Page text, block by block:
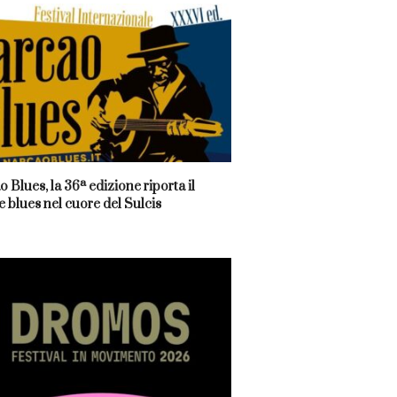
Blues, la 36ª edizione riporta il
blues nel cuore del Sulcis